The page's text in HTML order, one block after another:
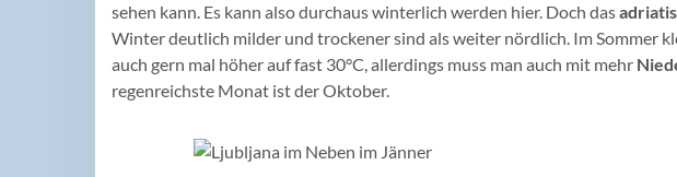
sehen kann. Es kann also durchaus winterlich werden hier. Doch das
Winter deutlich milder und trockener sind als weiter nördlich. Im Sommer
auch gern mal höher auf fast 30°C, allerdings muss man auch mit mehr
regenreichste Monat ist der Oktober.